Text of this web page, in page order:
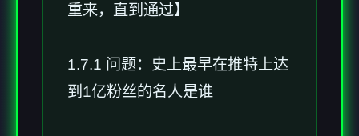
重来，直到通过】
1.7.1 问题：史上最早在推特上达
到1亿粉丝的名人是谁